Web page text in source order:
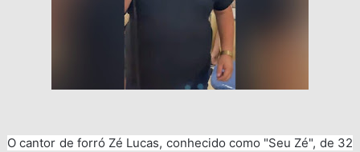
O cantor de forró Zé Lucas, conhecido como "Seu Zé", de 32